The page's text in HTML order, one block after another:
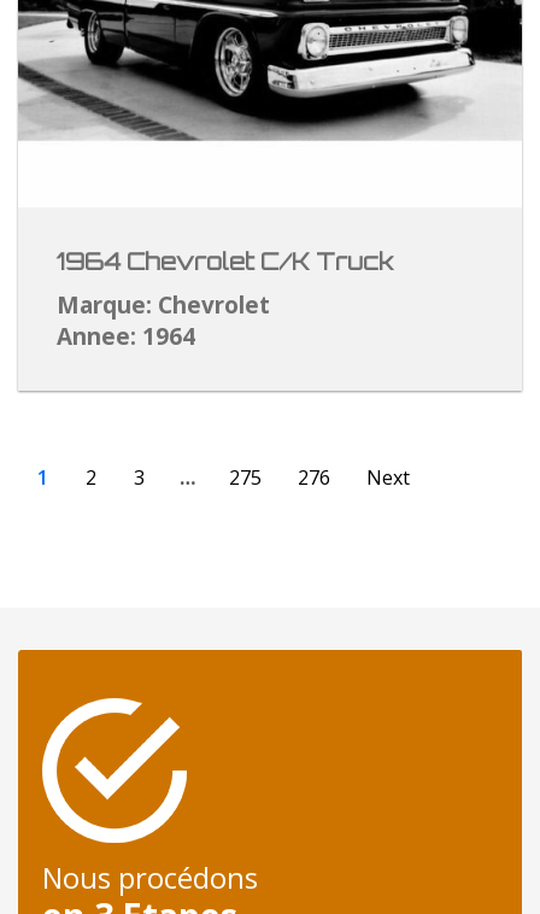
1964 Chevrolet C/K Truck
Marque: Chevrolet
Annee: 1964
1 2 3 … 275 276 Next
Nous procédons